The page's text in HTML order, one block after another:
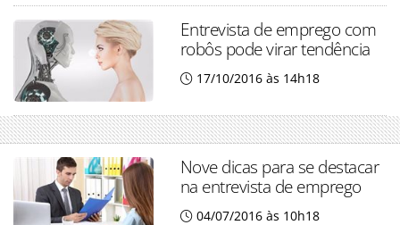
Entrevista de emprego com
robôs pode virar tendência
17/10/2016 às 14h18
Nove dicas para se destacar
na entrevista de emprego
04/07/2016 às 10h18